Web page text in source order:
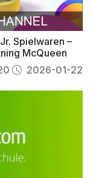
Spielwaren –
McQueen
2026-01-22